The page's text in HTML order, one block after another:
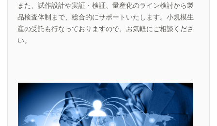
また、試作設計や実証・検証、量産化のライン検討から製
品検査体制まで、総合的にサポートいたします。小規模生
産の受託も行なっておりますので、お気軽にご相談くださ
い。